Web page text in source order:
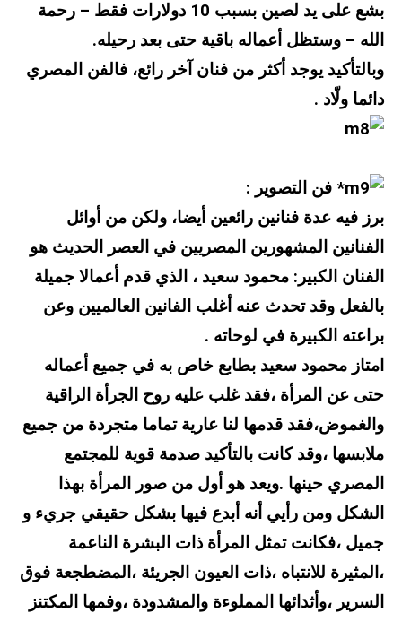
بشع على يد لصين بسبب 10 دولارات فقط – رحمة
الله – وستظل أعماله باقية حتى بعد رحيله.
وبالتأكيد يوجد أكثر من فنان آخر رائع، فالفن المصري
دائما ولّاد .
* فن التصوير :
برز فيه عدة فنانين رائعين أيضا، ولكن من أوائل
الفنانين المشهورين المصريين في العصر الحديث هو
الفنان الكبير: محمود سعيد ، الذي قدم أعمالا جميلة
بالفعل وقد تحدث عنه أغلب الفانين العالميين وعن
براعته الكبيرة في لوحاته .
امتاز محمود سعيد بطابع خاص به في جميع أعماله
حتى عن المرأة ،فقد غلب عليه روح الجرأة الراقية
والغموض،فقد قدمها لنا عارية تماما متجردة من جميع
ملابسها ،وقد كانت بالتأكيد صدمة قوية للمجتمع
المصري حينها .ويعد هو أول من صور المرأة بهذا
الشكل ومن رأيي أنه أبدع فيها بشكل حقيقي جريء و
جميل ،فكانت تمثل المرأة ذات البشرة الناعمة
،المثيرة للانتباه ،ذات العيون الجريئة ،المضطجعة فوق
السرير ،وأثدائها المملوءة والمشدودة ،وفمها المكتنز